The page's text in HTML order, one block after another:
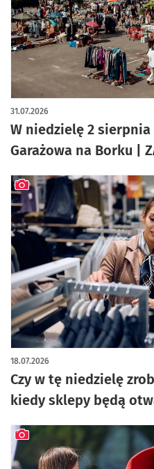
W niedzielę 2
Garażowa na Borku |
31.07.2026
artykuł z galerią zdjęć
Czy w tę niedzielę
kiedy sklepy będą
18.07.2026
artykuł z galerią zdjęć